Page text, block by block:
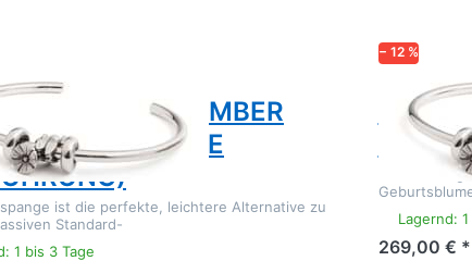
- SEPTEMBER
(LEICHTE
ist die perfekte, leichtere Alternative zu
Standard-
1 bis 3 Tage
− 12 %
TROLLBEADS
Eine
Lagernd:
269,00 € *